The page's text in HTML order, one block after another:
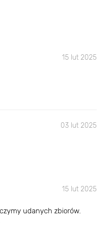
15 lut 2025
03 lut 2025
15 lut 2025
udanych zbiorów.